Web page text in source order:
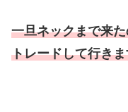
一旦ネックまで来
トレードして行き